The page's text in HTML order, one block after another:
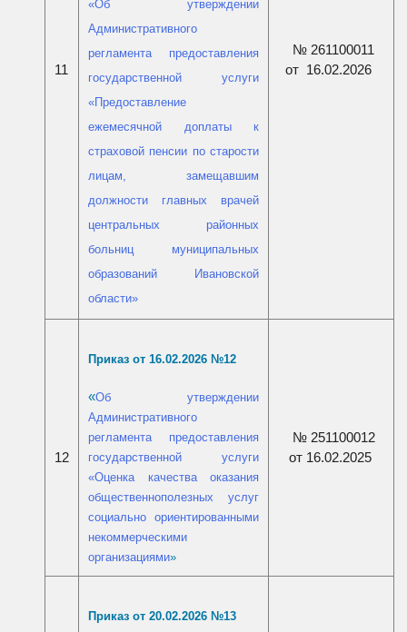
11
«Об утверждении
Административного
регламента предоставления
государственной услуги
«Предоставление
ежемесячной доплаты к
страховой пенсии по старости
лицам, замещавшим
должности главных врачей
центральных районных
больниц муниципальных
образований Ивановской
области»
№ 261100011
от 16.02.2026
12
Приказ от 16.02.2026 №12
«Об утверждении
Административного
регламента предоставления
государственной услуги
«Оценка качества оказания
общественнополезных услуг
социально ориентированными
некоммерческими
организациями»
№ 251100012
от 16.02.2025
Приказ от 20.02.2026 №13